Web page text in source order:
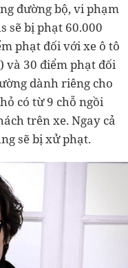
đường bộ, vi phạm
sẽ bị phạt 60.000
phạt đối với xe ô tô
và 30 điểm phạt đối
dành riêng cho
có từ 9 chỗ ngồi
trên xe. Ngay cả
sẽ bị xử phạt.